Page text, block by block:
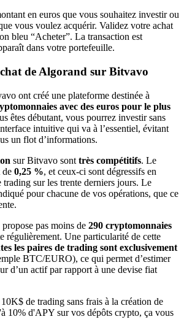
en euros que vous souhaitez investir ou
vous voulez acquérir. Validez votre achat
bleu “Acheter”. La transaction est
dans votre portefeuille.
de Algorand sur Bitvavo
ont créé une plateforme destinée à
avec des euros pour le plus
êtes débutant, vous pourrez investir sans
intuitive qui va à l’essentiel, évitant
un flot d’informations.
sur Bitvavo sont très compétitifs. Le
de 0,25 %, et ceux-ci sont dégressifs en
sur les trente derniers jours. Le
pour chacune de vos opérations, que ce
pas moins de 290 cryptomonnaies
régulièrement. Une particularité de cette
les paires de trading sont exclusivement
BTC/EURO), ce qui permet d’estimer
d’un actif par rapport à une devise fiat
de trading sans frais à la création de
10% d'APY sur vos dépôts crypto, ça vous